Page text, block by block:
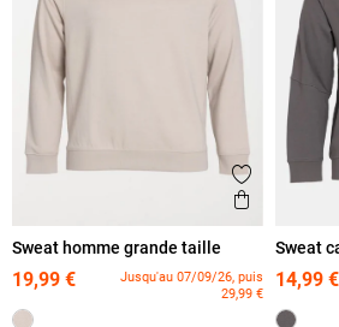
Ajouter aux
Aperçu
Sweat homme grande taille
19,99 €
Jusqu'au 07/09/26, puis
29,99 €
Sweat
grande
14,99 €